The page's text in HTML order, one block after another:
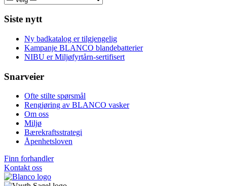
Siste nytt
Ny badkatalog er tilgjengelig
Kampanje BLANCO blandebatterier
NIBU er Miljøfyrtårn-sertifisert
Snarveier
Ofte stilte spørsmål
Rengjøring av BLANCO vasker
Om oss
Miljø
Bærekraftsstrategi
Åpenhetsloven
Finn forhandler
Kontakt oss